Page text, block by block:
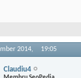
2014, 19:05
Claudiu4